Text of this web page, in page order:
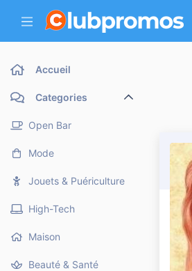
Accueil
Categories
Open Bar
Mode
Jouets & Puériculture
High-Tech
Maison
Beauté & Santé